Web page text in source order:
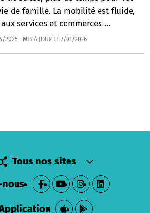
de famille. La mobilité est fluide,
services et commerces …
2025 - MIS À JOUR LE 7/01/2026
Tous nos sites
nous